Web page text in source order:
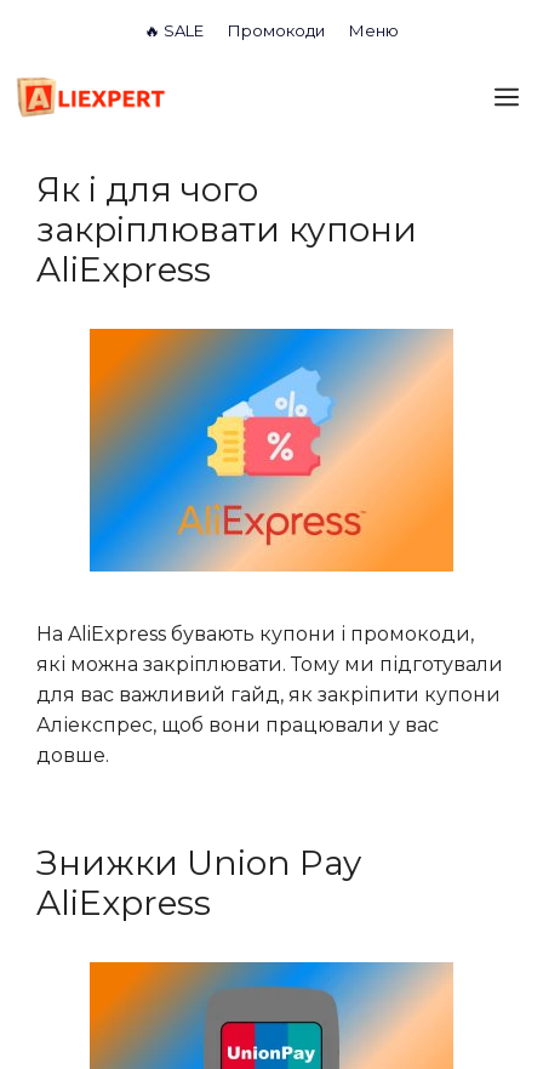
вмісту
🔥 SALE Промокоди Меню
Як і для чого
закріплювати купони
AliExpress
На AliExpress бувають купони і промокоди,
які можна закріплювати. Тому ми підготували
для вас важливий гайд, як закріпити купони
Аліекспрес, щоб вони працювали у вас
довше.
Знижки Union Pay
AliExpress